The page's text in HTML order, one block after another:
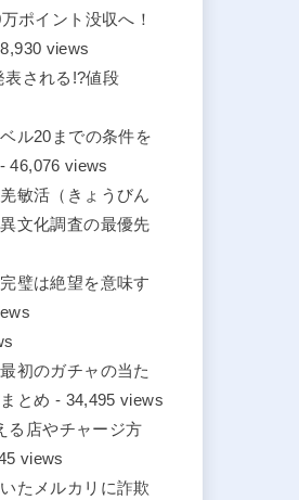
ポイント没収へ！
views
表される!?値段
ル20までの条件を
- 46,076 views
敏活（きょうびん
文化調査の最優先
璧は絶望を意味す
初のガチャの当た
とめ - 34,495 views
る店やチャージ方
views
たメルカリに詐欺